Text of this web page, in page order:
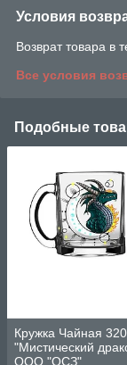
Условия
Возврат товара в
Все условия
Подобные
Кружка Чайная
"Мистический
ООО "ОСЗ"